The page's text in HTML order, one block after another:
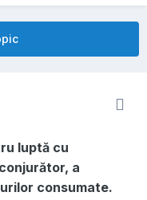
luptă cu
a
consumate.